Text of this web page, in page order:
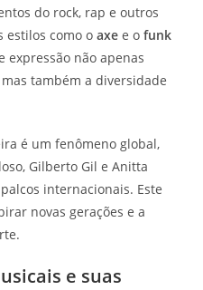
do rock, rap e outros
estilos como o axe e o funk
expressão não apenas
também a diversidade
é um fenômeno global,
Gilberto Gil e Anitta
internacionais. Este
novas gerações e a
e suas